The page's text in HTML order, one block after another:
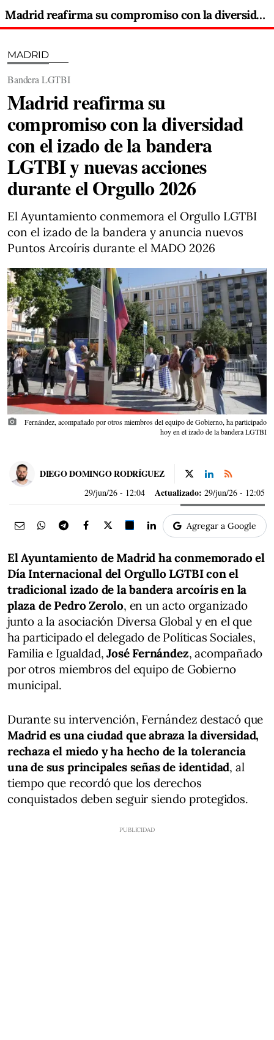
Madrid reafirma su compromiso con la diversidad con el izado de la bandera LGTBI y nuevas acciones durante el Orgullo 2026
MADRID
Bandera LGTBI
Madrid reafirma su
compromiso con la diversidad
con el izado de la bandera
LGTBI y nuevas acciones
durante el Orgullo 2026
El Ayuntamiento conmemora el Orgullo LGTBI
con el izado de la bandera y anuncia nuevos
Puntos Arcoíris durante el MADO 2026
photo_camera
Fernández, acompañado por otros miembros del equipo de Gobierno, ha participado
hoy en el izado de la bandera LGTBI
DIEGO DOMINGO RODRÍGUEZ
29/jun/26 - 12:04 Actualizado: 29/jun/26 - 12:05
Agregar a Google
El Ayuntamiento de Madrid ha conmemorado el
Día Internacional del Orgullo LGTBI con el
tradicional izado de la bandera arcoíris en la
plaza de Pedro Zerolo, en un acto organizado
junto a la asociación Diversa Global y en el que
ha participado el delegado de Políticas Sociales,
Familia e Igualdad,José Fernández, acompañado
por otros miembros del equipo de Gobierno
municipal.
Durante su intervención, Fernández destacó que
Madrid es una ciudad que abraza la diversidad,
rechaza el miedo y ha hecho de la tolerancia
una de sus principales señas de identidad, al
tiempo que recordó que los derechos
conquistados deben seguir siendo protegidos.